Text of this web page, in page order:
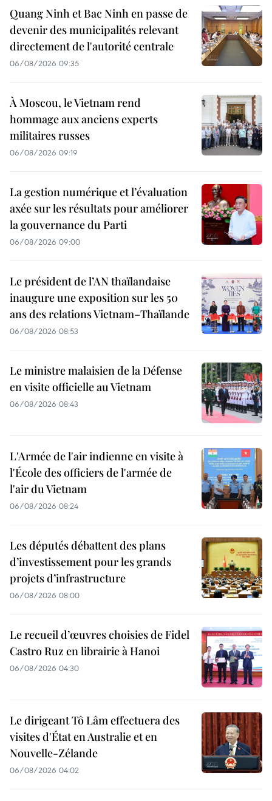
Quang Ninh et Bac Ninh en passe de
devenir des municipalités relevant
directement de l'autorité centrale
06/08/2026 09:35
À Moscou, le Vietnam rend
hommage aux anciens experts
militaires russes
06/08/2026 09:19
La gestion numérique et l’évaluation
axée sur les résultats pour améliorer
la gouvernance du Parti
06/08/2026 09:00
Le président de l’AN thaïlandaise
inaugure une exposition sur les 50
ans des relations Vietnam–Thaïlande
06/08/2026 08:53
Le ministre malaisien de la Défense
en visite officielle au Vietnam
06/08/2026 08:43
L'Armée de l'air indienne en visite à
l'École des officiers de l'armée de
l'air du Vietnam
06/08/2026 08:24
Les députés débattent des plans
d’investissement pour les grands
projets d’infrastructure
06/08/2026 08:00
Le recueil d’œuvres choisies de Fidel
Castro Ruz en librairie à Hanoi
06/08/2026 04:30
Le dirigeant Tô Lâm effectuera des
visites d'État en Australie et en
Nouvelle-Zélande
06/08/2026 04:02